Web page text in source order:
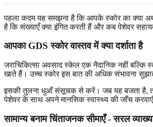
पहला कदम यह समझना है कि आपके स्कोर का क्या
है कि संख्याएँ क्या इंगित करती हैं और कब पेशेवर
आपका GDS स्कोर वास्तव में क्या दर्शाता है
जराचिकित्सा अवसाद स्केल एक नैदानिक नहीं बल्कि
खाते हैं। उच्च स्कोर इस बात की अधिक संभावना
इसकी तुलना धुआँ संसूचक से करें। जब यह बजता है,
पेशेवर के साथ अपने मानसिक स्वास्थ्य की जाँच
सामान्य बनाम चिंताजनक सीमाएँ - सरल